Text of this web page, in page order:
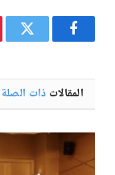
فيسبوكتويتر
المقالات ذات الصلة